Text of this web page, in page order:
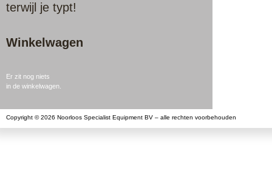
terwijl je typt!
Winkelwagen
Er zit nog niets
in de winkelwagen.
Copyright © 2026 Noorloos Specialist Equipment BV – alle rechten voorbehouden